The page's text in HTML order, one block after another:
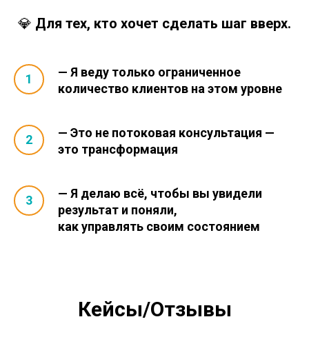
💎 Для тех, кто хочет сделать шаг вверх.
— Я веду только ограниченное
количество клиентов на этом уровне
— Это не потоковая консультация —
это трансформация
— Я делаю всё, чтобы вы увидели
результат и поняли,
как управлять своим состоянием
Кейсы/Отзывы